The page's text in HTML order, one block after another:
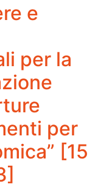
e
per la
per
[15